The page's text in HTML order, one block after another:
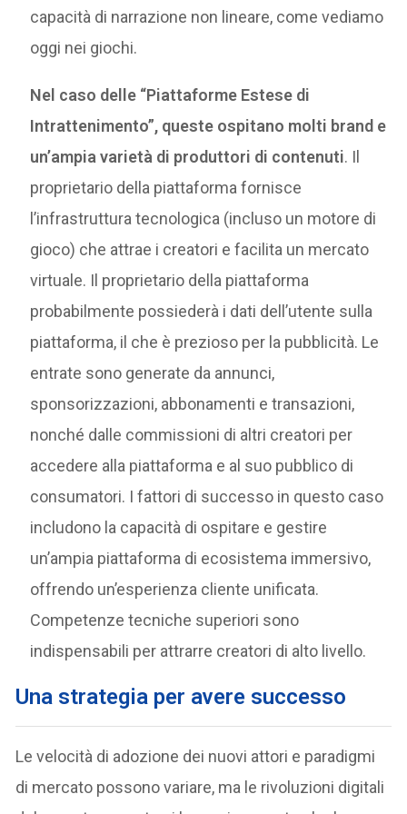
capacità di narrazione non lineare, come vediamo
oggi nei giochi.
Nel caso delle “Piattaforme Estese di
Intrattenimento”, queste ospitano molti brand e
un’ampia varietà di produttori di contenuti. Il
proprietario della piattaforma fornisce
l’infrastruttura tecnologica (incluso un motore di
gioco) che attrae i creatori e facilita un mercato
virtuale. Il proprietario della piattaforma
probabilmente possiederà i dati dell’utente sulla
piattaforma, il che è prezioso per la pubblicità. Le
entrate sono generate da annunci,
sponsorizzazioni, abbonamenti e transazioni,
nonché dalle commissioni di altri creatori per
accedere alla piattaforma e al suo pubblico di
consumatori. I fattori di successo in questo caso
includono la capacità di ospitare e gestire
un’ampia piattaforma di ecosistema immersivo,
offrendo un’esperienza cliente unificata.
Competenze tecniche superiori sono
indispensabili per attrarre creatori di alto livello.
Una strategia per avere successo
Le velocità di adozione dei nuovi attori e paradigmi
di mercato possono variare, ma le rivoluzioni digitali